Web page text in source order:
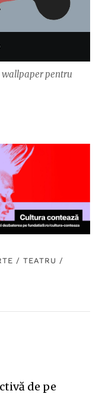
wallpaper pentru
/ TEATRU /
de pe